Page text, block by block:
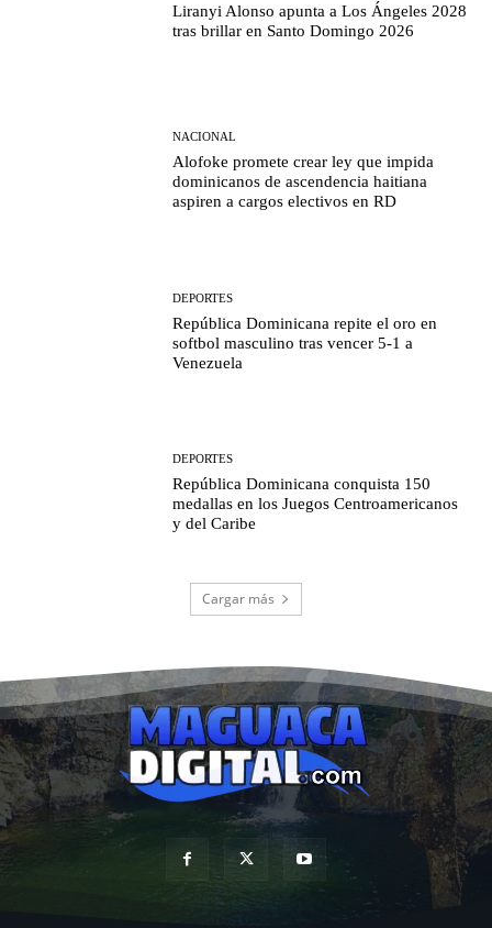
Liranyi Alonso apunta a Los Ángeles 2028
tras brillar en Santo Domingo 2026
NACIONAL
Alofoke promete crear ley que impida
dominicanos de ascendencia haitiana
aspiren a cargos electivos en RD
DEPORTES
República Dominicana repite el oro en
softbol masculino tras vencer 5-1 a
Venezuela
DEPORTES
República Dominicana conquista 150
medallas en los Juegos Centroamericanos
y del Caribe
Cargar más